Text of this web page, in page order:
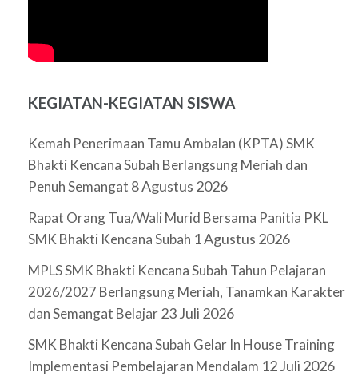
KEGIATAN-KEGIATAN SISWA
Kemah Penerimaan Tamu Ambalan (KPTA) SMK
Bhakti Kencana Subah Berlangsung Meriah dan
Penuh Semangat 8 Agustus 2026
Rapat Orang Tua/Wali Murid Bersama Panitia PKL
SMK Bhakti Kencana Subah 1 Agustus 2026
MPLS SMK Bhakti Kencana Subah Tahun Pelajaran
2026/2027 Berlangsung Meriah, Tanamkan Karakter
dan Semangat Belajar23 Juli 2026
SMK Bhakti Kencana Subah Gelar In House Training
Implementasi Pembelajaran Mendalam 12 Juli 2026